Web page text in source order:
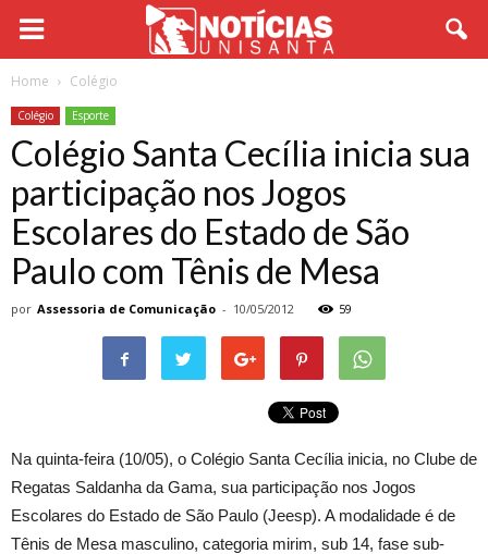
Home Colégio
Colégio Esporte
Colégio Santa Cecília inicia sua
participação nos Jogos
Escolares do Estado de São
Paulo com Tênis de Mesa
por Assessoria de Comunicação - 10/05/2012 59
Na quinta-feira (10/05), o Colégio Santa Cecília inicia, no Clube de
Regatas Saldanha da Gama, sua participação nos Jogos
Escolares do Estado de São Paulo (Jeesp). A modalidade é de
Tênis de Mesa masculino, categoria mirim, sub 14, fase sub-